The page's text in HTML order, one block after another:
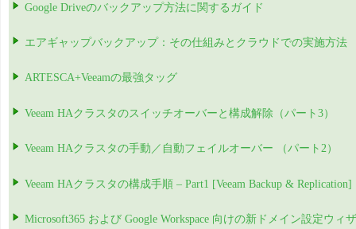
Google Driveのバックアップ方法に関するガイド
エアギャップバックアップ：その仕組みとクラウドでの実施方法
ARTESCA+Veeamの最強タッグ
Veeam HAクラスタのスイッチオーバーと構成解除（パート3）
Veeam HAクラスタの手動／自動フェイルオーバー （パート2）
Veeam HAクラスタの構成手順 – Part1 [Veeam Backup & Replication]
Microsoft365 および Google Workspace 向けの新ドメイン設定ウィザ